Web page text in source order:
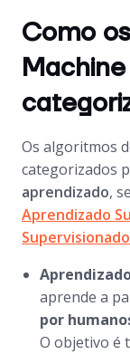
Como
Os algoritmos
categorizados
aprendizado,
Aprendizado
Supervisionado
aprende a
por
O objetivo é